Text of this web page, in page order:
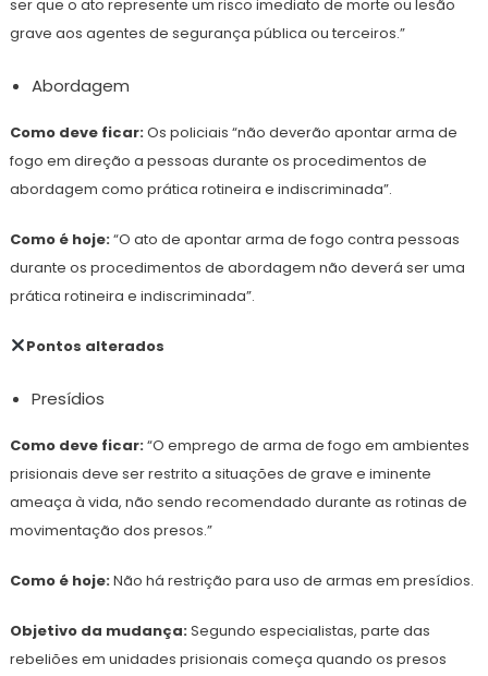
ser que o ato represente um risco imediato de morte ou lesão
grave aos agentes de segurança pública ou terceiros.”
Abordagem
Como deve ficar:Os policiais “não deverão apontar arma de
fogo em direção a pessoas durante os procedimentos de
abordagem como prática rotineira e indiscriminada”.
Como é hoje:“O ato de apontar arma de fogo contra pessoas
durante os procedimentos de abordagem não deverá ser uma
prática rotineira e indiscriminada”.
Pontos alterados
Presídios
Como deve ficar:“O emprego de arma de fogo em ambientes
prisionais deve ser restrito a situações de grave e iminente
ameaça à vida, não sendo recomendado durante as rotinas de
movimentação dos presos.”
Como é hoje:Não há restrição para uso de armas em presídios.
Objetivo da mudança:Segundo especialistas, parte das
rebeliões em unidades prisionais começa quando os presos